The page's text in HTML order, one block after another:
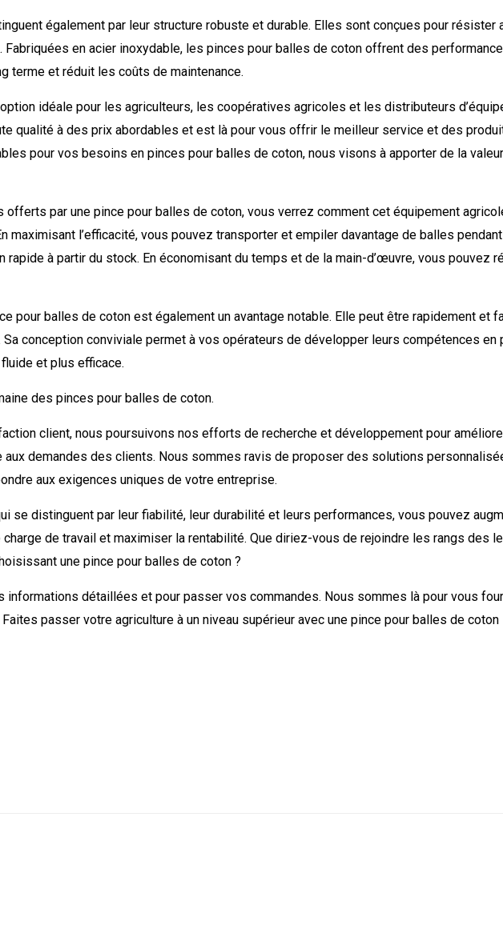
également par leur structure robuste et durable. Elles sont conçues pour résister
en acier inoxydable, les pinces pour balles de coton offrent des
terme et réduit les coûts de maintenance.
idéale pour les agriculteurs, les coopératives agricoles et les distributeurs
qualité à des prix abordables et est là pour vous offrir le meilleur service et des
pour vos besoins en pinces pour balles de coton, nous visons à apporter de la
par une pince pour balles de coton, vous verrez comment cet équipement
maximisant l’efficacité, vous pouvez transporter et empiler davantage de balles
rapide à partir du stock. En économisant du temps et de la main-d’œuvre, vous pouvez
pour balles de coton est également un avantage notable. Elle peut être rapidement et
Sa conception conviviale permet à vos opérateurs de développer leurs compétences en
et plus efficace.
des pinces pour balles de coton.
client, nous poursuivons nos efforts de recherche et développement pour
demandes des clients. Nous sommes ravis de proposer des solutions
aux exigences uniques de votre entreprise.
se distinguent par leur fiabilité, leur durabilité et leurs performances, vous pouvez
de travail et maximiser la rentabilité. Que diriez-vous de rejoindre les rangs des
une pince pour balles de coton ?
informations détaillées et pour passer vos commandes. Nous sommes là pour vous
passer votre agriculture à un niveau supérieur avec une pince pour balles de coton